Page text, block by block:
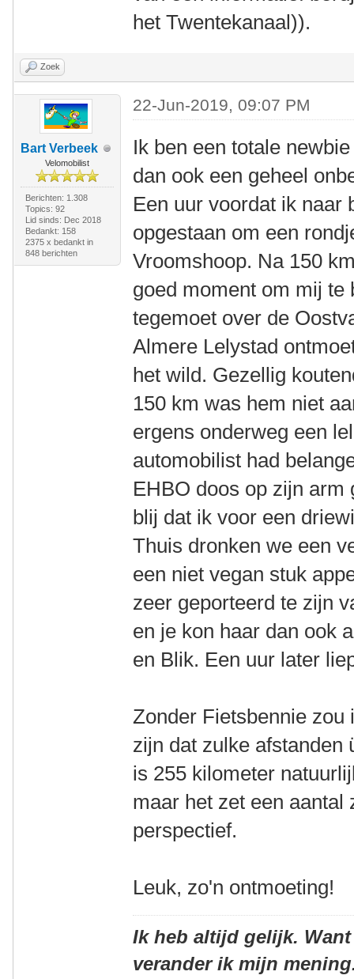
het Twentekanaal)).
Zoek
Bart Verbeek
Velomobilist
Berichten: 1.308
Topics: 92
Lid sinds: Dec 2018
Bedankt: 158
2375 x bedankt in
848 berichten
22-Jun-2019, 09:07 PM
Ik ben een totale
dan ook een geheel
Een uur voordat ik naar
opgestaan om een
Vroomshoop. Na 150
goed moment om mij te
tegemoet over de
Almere Lelystad
het wild. Gezellig
150 km was hem niet
ergens onderweg een
automobilist had
EHBO doos op zijn arm
blij dat ik voor een
Thuis dronken we een
een niet vegan stuk
zeer geporteerd te zijn
en je kon haar dan ook
en Blik. Een uur later
Zonder Fietsbennie zou
zijn dat zulke afstanden
is 255 kilometer
maar het zet een aantal
perspectief.
Leuk, zo'n ontmoeting!
Ik heb altijd gelijk.
verander ik mijn